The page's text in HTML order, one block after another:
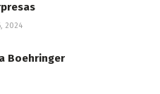
2024
Boehringer